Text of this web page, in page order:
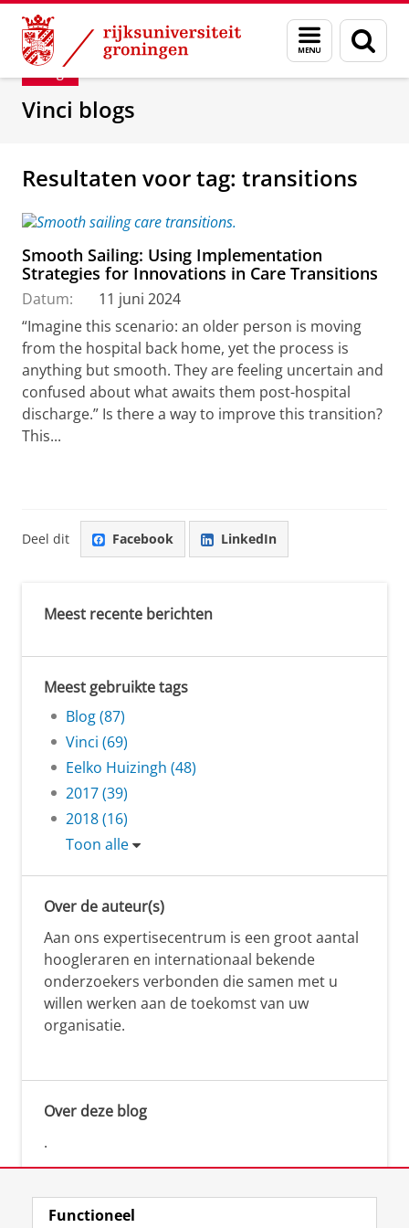
Skip
Content
Skip
Navigation
Menu
en
zoeken
Department of Innovation Management &
Blog
Vinci blogs
Resultaten voor tag: transitions
Smooth Sailing: Using Implementation
Strategies for Innovations in Care Transitions
Datum:
11 juni 2024
“Imagine this scenario: an older person is moving
from the hospital back home, yet the process is
anything but smooth. They are feeling uncertain and
confused about what awaits them post-hospital
discharge.” Is there a way to improve this transition?
This...
Deel dit Facebook LinkedIn
Meest recente berichten
Meest gebruikte tags
Blog (87)
Vinci (69)
Eelko Huizingh (48)
2017 (39)
2018 (16)
Toon alle
Over de auteur(s)
Aan ons expertisecentrum is een groot aantal
hoogleraren en internationaal bekende
onderzoekers verbonden die samen met u
willen werken aan de toekomst van uw
organisatie.
Over deze blog
.
Functioneel